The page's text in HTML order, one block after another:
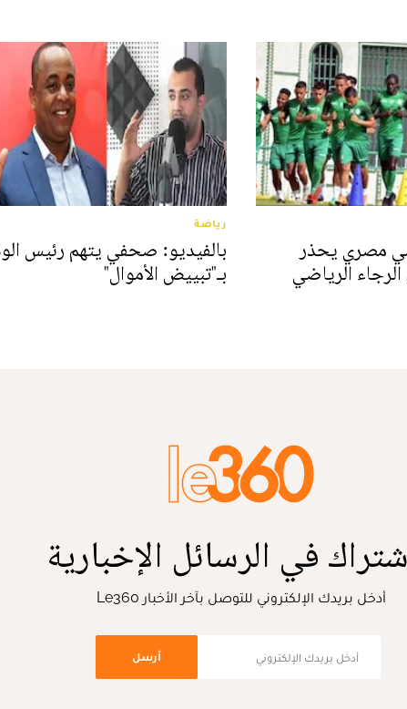
مصري يحذر
الرياضي
رياضة
بالفيديو: صحفي يتهم رئيس
بـ"تبييض الأموال"
في الرسائل الإخبارية
أدخل بريدك الإلكتروني للتوصل بآخر الأخبار Le360
أرسل